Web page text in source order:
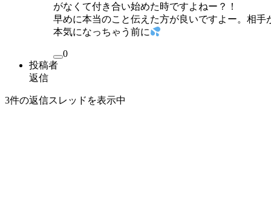
がなくて付き合い始めた時ですよねー？！
早めに本当のこと伝えた方が良いですよー。相手
本気になっちゃう前に
0
投稿者
返信
3件の返信スレッドを表示中